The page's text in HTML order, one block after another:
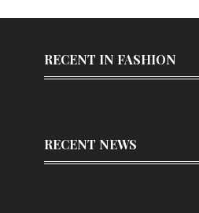
RECENT IN FASHION
RECENT NEWS